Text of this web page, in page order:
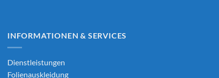
INFORMATIONEN & SERVICES
Dienstleistungen
Folienauskleidung